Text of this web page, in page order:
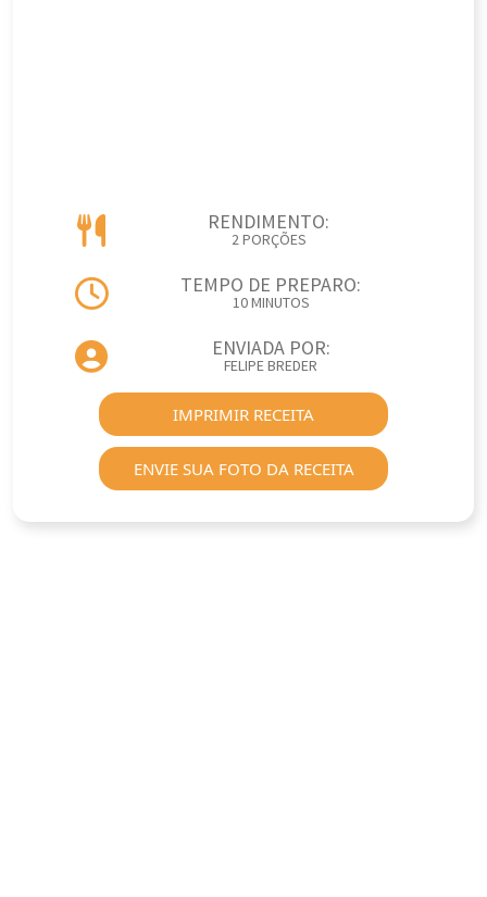
RENDIMENTO:
2 PORÇÕES
TEMPO DE PREPARO:
10 MINUTOS
ENVIADA POR:
FELIPE BREDER
IMPRIMIR RECEITA
ENVIE SUA FOTO DA RECEITA